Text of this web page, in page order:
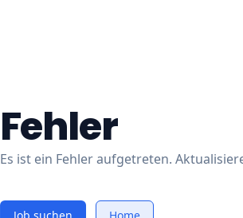
Fehler
Es ist ein Fehler aufgetreten.